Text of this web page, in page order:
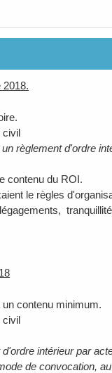
2018.
civil
règlement d'ordre
contenu du ROI.
le règles
contenu minimum.
civil
intérieur par
de convocation,